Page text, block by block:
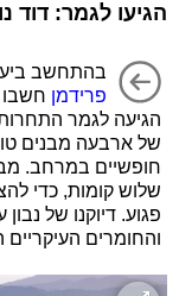
הגיעו לגמר: דוד
בהתחשב
פרידמן
הגיעה לגמר
של ארבעה מבנים
חופשיים במרחב.
שלוש קומות, כדי
פגוע. דיוקנו של
והחומרים העיקריים